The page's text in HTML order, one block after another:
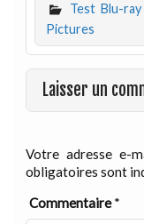
Test Blu-ray
Pictures
Laisser un
Votre adresse e-
obligatoires sont
Commentaire*